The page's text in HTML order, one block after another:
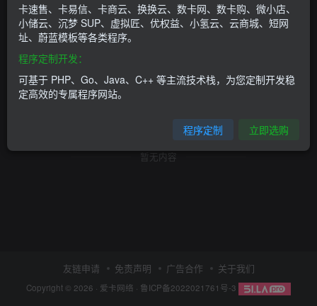
暂无内容
友链申请 免责声明 广告合作 关于我们
Copyright © 2026 · 爱卡网络 · 鲁ICP备2022021761号-3
卡速售、卡易信、卡商云、换换云、数卡网、数卡购、微小店、
小储云、沉梦 SUP、虚拟匠、优权益、小氢云、云商城、短网
址、蔚蓝模板等各类程序。
程序定制开发：
可基于 PHP、Go、Java、C++ 等主流技术栈，为您定制开发稳
定高效的专属程序网站。
程序定制 立即选购